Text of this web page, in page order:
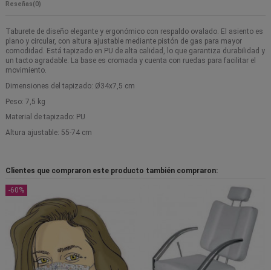
Reseñas(0)
Taburete de diseño elegante y ergonómico con respaldo ovalado. El asiento es
plano y circular, con altura ajustable mediante pistón de gas para mayor
comodidad. Está tapizado en PU de alta calidad, lo que garantiza durabilidad y
un tacto agradable. La base es cromada y cuenta con ruedas para facilitar el
movimiento.
Dimensiones del tapizado: Ø34x7,5 cm
Peso: 7,5 kg
Material de tapizado: PU
Altura ajustable: 55-74 cm
Clientes que compraron este producto también compraron:
-60%